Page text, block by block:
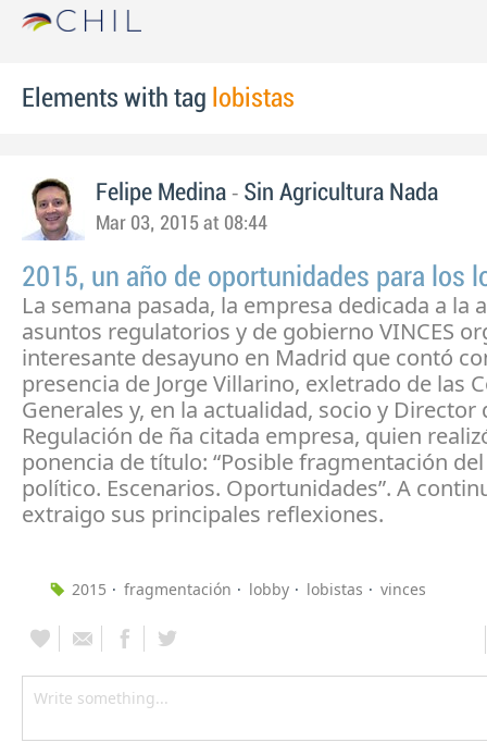
Elements with tag lobistas
Felipe Medina - Sin Agricultura Nada
Mar 03, 2015 at 08:44
2015, un año de oportunidades para los
La semana pasada, la empresa dedicada a la
asuntos regulatorios y de gobierno VINCES
interesante desayuno en Madrid que contó
presencia de Jorge Villarino, exletrado de las
Generales y, en la actualidad, socio y Director
Regulación de ña citada empresa, quien
ponencia de título: “Posible fragmentación
político. Escenarios. Oportunidades”. A
extraigo sus principales reflexiones.
2015 fragmentación lobby lobistas vinces